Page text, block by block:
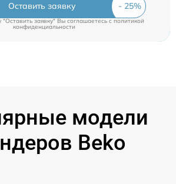
Оставить заявку
заявку" Вы соглашаетесь cполитикой
конфиденциальности
модели
Beko